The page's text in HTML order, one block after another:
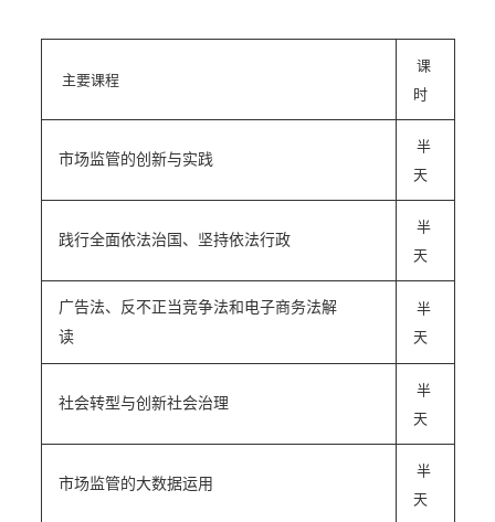
主要课程
课
时
市场监管的创新与实践
半
天
践行全面依法治国、坚持依法行政
半
天
广告法、反不正当竞争法和电子商务法解
读
半
天
社会转型与创新社会治理
半
天
市场监管的大数据运用
半
天